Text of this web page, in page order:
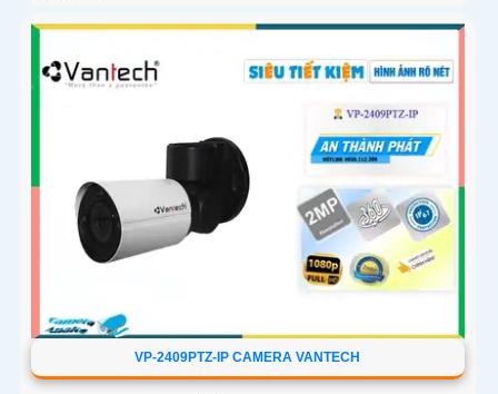
VP-2409PTZ-IP CAMERA VANTECH